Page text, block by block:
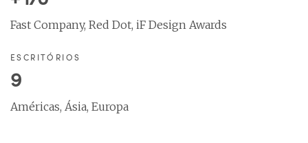
Fast Company, Red Dot, iF Design Awards
ESCRITÓRIOS
9
Américas, Ásia, Europa